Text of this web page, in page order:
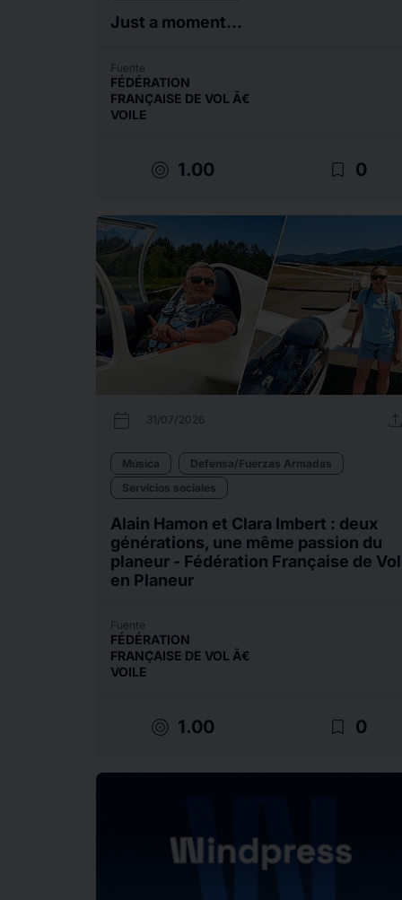
Just a moment...
Fuente
FÉDÉRATION
FRANÇAISE DE VOL Ã€
VOILE
target 1.00 bookmark_border 0
calendar_today 31/07/2026
Música
Defensa/Fuerzas Armadas
Servicios sociales
Alain Hamon et Clara Imbert : deux
générations, une même passion du
planeur - Fédération Française de Vol
en Planeur
Fuente
FÉDÉRATION
FRANÇAISE DE VOL Ã€
VOILE
target 1.00 bookmark_border 0